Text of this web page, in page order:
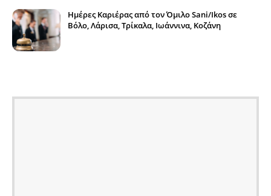
Ημέρες Καριέρας από τον Όμιλο Sani/Ikos σε
Βόλο, Λάρισα, Τρίκαλα, Ιωάννινα, Κοζάνη